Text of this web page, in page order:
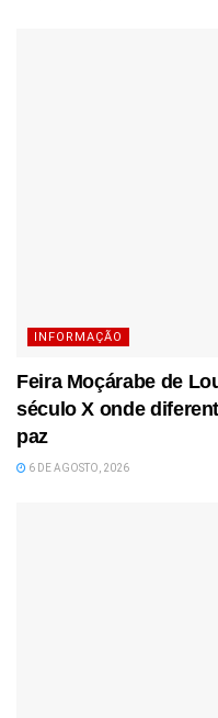
INFORMAÇÃO
Feira Moçárabe de
século X onde
paz
6 DE AGOSTO, 2026